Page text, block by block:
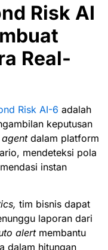
Risk AI
Real-
Risk AI-6 adalah
keputusan
agent dalam platform
mendeteksi pola
instan
tim bisnis dapat
laporan dari
alert membantu
dalam hitungan